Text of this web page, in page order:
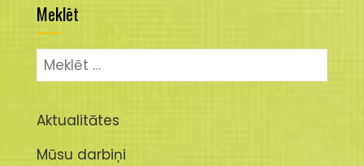
Meklēt
Meklēt:
Aktualitātes
Mūsu darbiņi